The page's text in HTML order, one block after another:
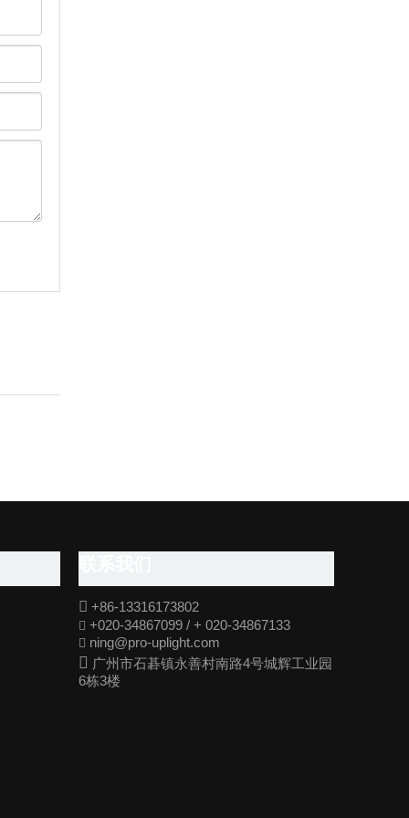
 +86-13316173802
 +020-34867099 / + 020-34867133
 ning@pro-uplight.com
 广州市石碁镇永善村南路4号城辉工业园
6栋3楼